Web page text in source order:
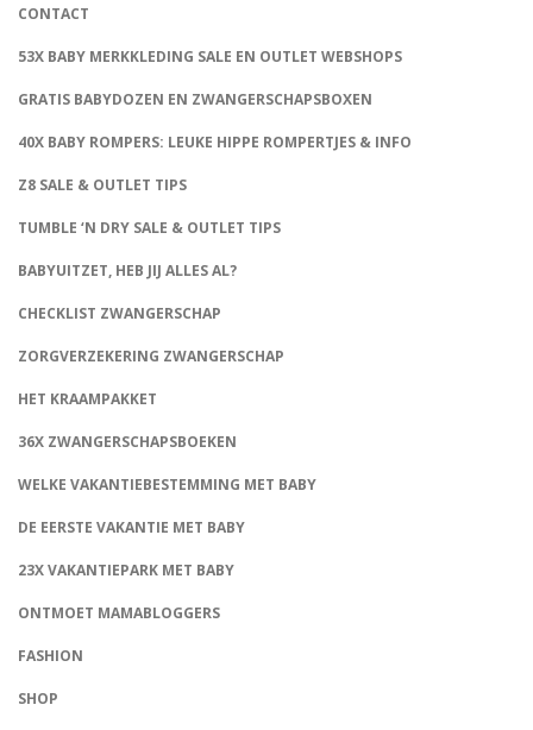
CONTACT
53X BABY MERKKLEDING SALE EN OUTLET WEBSHOPS
GRATIS BABYDOZEN EN ZWANGERSCHAPSBOXEN
40X BABY ROMPERS: LEUKE HIPPE ROMPERTJES & INFO
Z8 SALE & OUTLET TIPS
TUMBLE ‘N DRY SALE & OUTLET TIPS
BABYUITZET, HEB JIJ ALLES AL?
CHECKLIST ZWANGERSCHAP
ZORGVERZEKERING ZWANGERSCHAP
HET KRAAMPAKKET
36X ZWANGERSCHAPSBOEKEN
WELKE VAKANTIEBESTEMMING MET BABY
DE EERSTE VAKANTIE MET BABY
23X VAKANTIEPARK MET BABY
ONTMOET MAMABLOGGERS
FASHION
SHOP